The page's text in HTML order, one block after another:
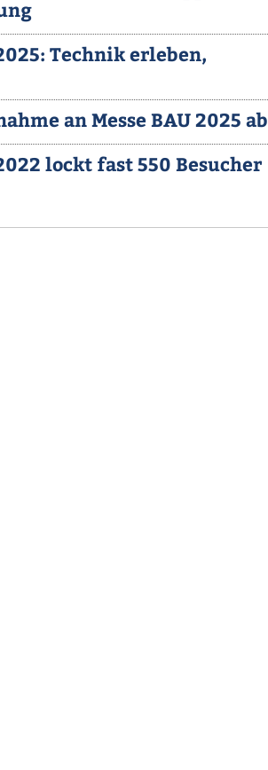
Technik erleben,
an Messe BAU 2025 ab
lockt fast 550 Besucher